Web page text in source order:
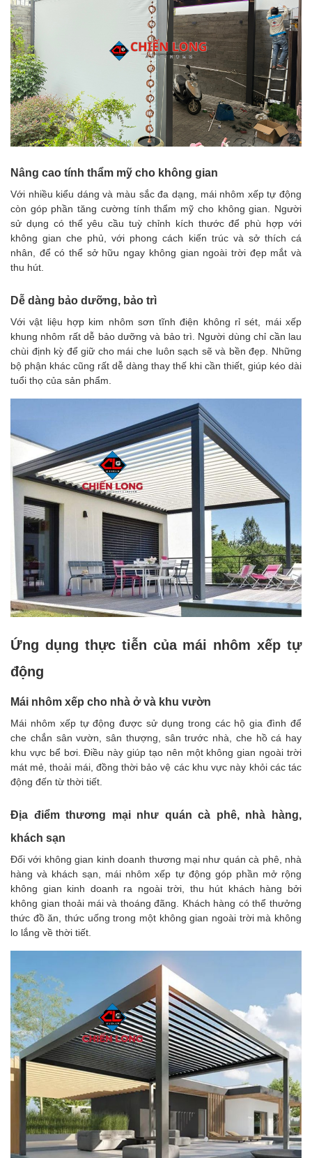
Nâng cao tính thẩm mỹ cho không gian
Với nhiều kiểu dáng và màu sắc đa dạng, mái nhôm xếp tự động
còn góp phần tăng cường tính thẩm mỹ cho không gian. Người
sử dụng có thể yêu cầu tuỳ chỉnh kích thước để phù hợp với
không gian che phủ, với phong cách kiến trúc và sở thích cá
nhân, để có thể sở hữu ngay không gian ngoài trời đẹp mắt và
thu hút.
Dễ dàng bảo dưỡng, bảo trì
Với vật liệu hợp kim nhôm sơn tĩnh điện không rỉ sét, mái xếp
khung nhôm rất dễ bảo dưỡng và bảo trì. Người dùng chỉ cần lau
chùi định kỳ để giữ cho mái che luôn sạch sẽ và bền đẹp. Những
bộ phận khác cũng rất dễ dàng thay thế khi cần thiết, giúp kéo dài
tuổi thọ của sản phẩm.
Ứng dụng thực tiễn của mái nhôm xếp tự
động
Mái nhôm xếp cho nhà ở và khu vườn
Mái nhôm xếp tự động được sử dụng trong các hộ gia đình để
che chắn sân vườn, sân thượng, sân trước nhà, che hồ cá hay
khu vực bể bơi. Điều này giúp tạo nên một không gian ngoài trời
mát mẻ, thoải mái, đồng thời bảo vệ các khu vực này khỏi các tác
động đến từ thời tiết.
Địa điểm thương mại như quán cà phê, nhà hàng,
khách sạn
Đối với không gian kinh doanh thương mại như quán cà phê, nhà
hàng và khách sạn, mái nhôm xếp tự động góp phần mở rộng
không gian kinh doanh ra ngoài trời, thu hút khách hàng bởi
không gian thoải mái và thoáng đãng. Khách hàng có thể thưởng
thức đồ ăn, thức uống trong một không gian ngoài trời mà không
lo lắng về thời tiết.